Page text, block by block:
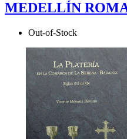
MEDELLÍN
Out-of-Stock